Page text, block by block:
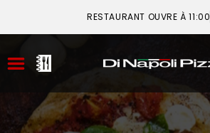
RESTAURANT OUVRE À 11:00